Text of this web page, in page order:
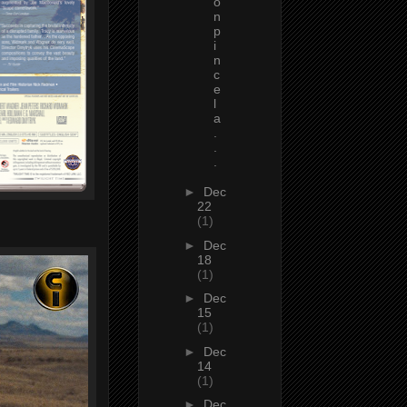
n
p
i
n
c
e
l
a
► Dec
22
(1)
► Dec
18
(1)
► Dec
15
(1)
► Dec
14
(1)